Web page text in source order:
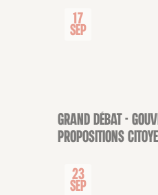
17
Sep
CONFÉRENCE
GRAND DÉBAT -
propositions
23
Sep